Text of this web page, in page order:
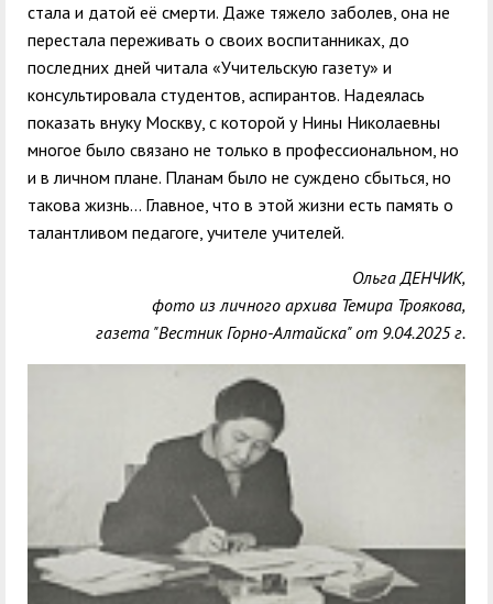
стала и датой её смерти. Даже тяжело заболев, она не
перестала переживать о своих воспитанниках, до
последних дней читала «Учительскую газету» и
консультировала студентов, аспирантов. Надеялась
показать внуку Москву, с которой у Нины Николаевны
многое было связано не только в профессиональном, но
и в личном плане. Планам было не суждено сбыться, но
такова жизнь… Главное, что в этой жизни есть память о
талантливом педагоге, учителе учителей.
Ольга ДЕНЧИК,
фото из личного архива Темира Троякова,
газета "Вестник Горно-Алтайска" от 9.04.2025 г.